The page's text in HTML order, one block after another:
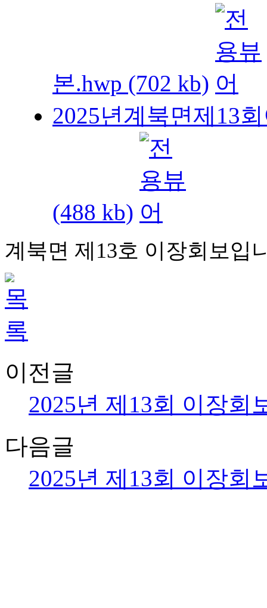
본.hwp (702 kb)
2025년계북면제13
(488 kb)
계북면 제13호 이장회보입
이전글
2025년 제13회 이장회
다음글
2025년 제13회 이장회